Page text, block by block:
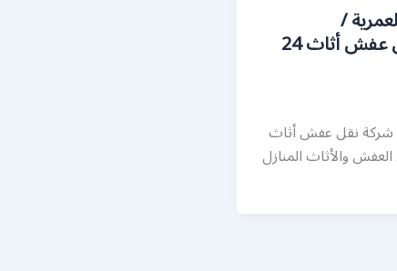
/
50994991 / شركة نقل عفش أثاث 24
شركة نقل عفش أثاث
والأثاث المنازل